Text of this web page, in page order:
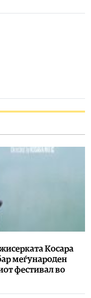
Косара
меѓународен
фестивал во